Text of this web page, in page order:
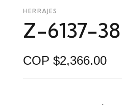
HERRAJES
Z-6137-38
COP $2,366.00